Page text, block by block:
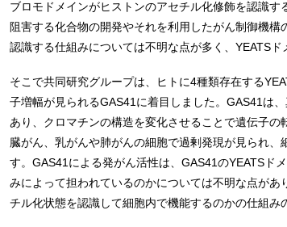
ブロモドメインがヒストンのアセチル化修飾を認識
阻害する化合物の開発やそれを利用したがん制御機構
認識する仕組みについては不明な点が多く、YEATS
そこで共同研究グループは、ヒトに4種類存在する
子増幅が見られるGAS41に着目しました。GAS41は
あり、クロマチンの構造を変化させることで遺伝子
臓がん、乳がんや肺がんの細胞で過剰発現が見られ
す。GAS41による発がん活性は、GAS41のYEATSド
みによって担われているのかについては不明な点が
チル化状態を認識して細胞内で機能するのかの仕組み